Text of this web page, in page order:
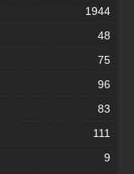
1944
48
75
96
83
111
9